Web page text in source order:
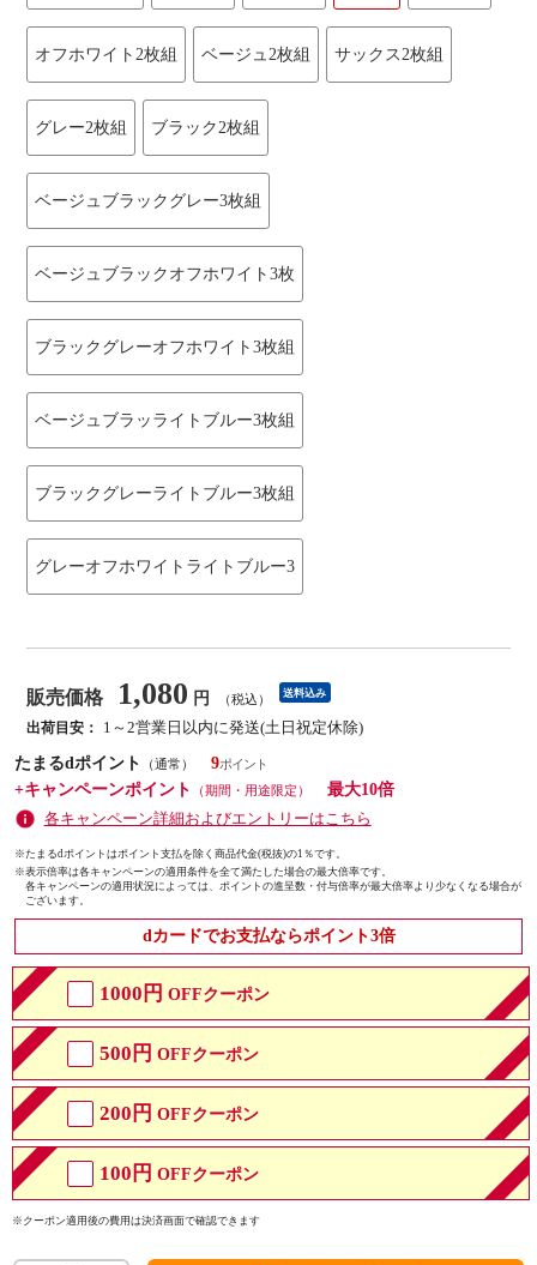
オフホワイト2枚組 ベージュ2枚組 サックス2枚組
グレー2枚組 ブラック2枚組
ベージュブラックグレー3枚組
ベージュブラックオフホワイト3枚
ブラックグレーオフホワイト3枚組
ベージュブラッライトブルー3枚組
ブラックグレーライトブルー3枚組
グレーオフホワイトライトブルー3
販売価格 1,080 円 （税込） 送料込み
出荷目安：
1～2営業日以内に発送(土日祝定休除)
たまるdポイント
（通常）
9
+キャンペーンポイント
（期間・用途限定）
最大10倍
各キャンペーン詳細およびエントリーはこちら
※たまるdポイントはポイント支払を除く商品代金(税抜)の1％です。
※表示倍率は各キャンペーンの適用条件を全て満たした場合の最大倍率です。
各キャンペーンの適用状況によっては、ポイントの進呈数・付与倍率が最大倍率より少なくなる場合が
ございます。
dカードでお支払ならポイント3倍
1000円 OFFクーポン
500円 OFFクーポン
200円 OFFクーポン
100円 OFFクーポン
※クーポン適用後の費用は決済画面で確認できます